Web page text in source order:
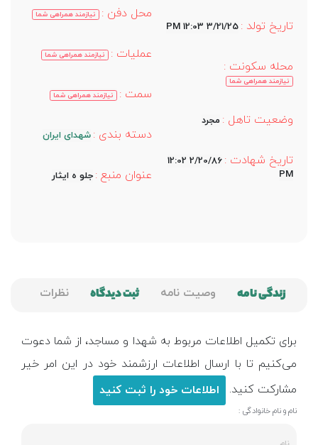
تاریخ تولد : 3/21/25 12:03 PM
محله سکونت :
نیازمند همراهی شما
وضعیت تاهل : مجرد
تاریخ شهادت :
2/20/86 12:02
PM
محل دفن : نیازمند همراهی شما
عملیات : نیازمند همراهی شما
سمت : نیازمند همراهی شما
دسته بندی : شهدای ایران
عنوان منبع : جلو ه ایثار
زندگی نامه وصیت نامه ثبت دیدگاه نظرات
برای تکمیل اطلاعات مربوط به شهدا و مساجد، از شما دعوت
می‌کنیم تا با ارسال اطلاعات ارزشمند خود در این امر خیر
مشارکت کنید.
اطلاعات خود را ثبت کنید
نام و نام خانوادگی :